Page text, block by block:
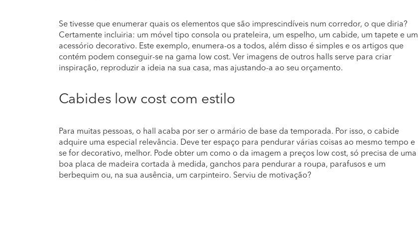
Se tivesse que enumerar quais os elementos que são imprescindíveis num corredor, o que diria?
Certamente incluiria: um móvel tipo consola ou prateleira, um espelho, um cabide, um tapete e um
acessório decorativo. Este exemplo, enumera-os a todos, além disso é simples e os artigos que
contém podem conseguir-se na gama low cost. Ver imagens de outros halls serve para criar
inspiração, reproduzir a ideia na sua casa, mas ajustando-a ao seu orçamento.
Cabides low cost com estilo
Para muitas pessoas, o hall acaba por ser o armário de base da temporada. Por isso, o cabide
adquire uma especial relevância. Deve ter espaço para pendurar várias coisas ao mesmo tempo e
se for decorativo, melhor. Pode obter um como o da imagem a preços low cost, só precisa de uma
boa placa de madeira cortada à medida, ganchos para pendurar a roupa, parafusos e um
berbequim ou, na sua ausência, um carpinteiro. Serviu de motivação?